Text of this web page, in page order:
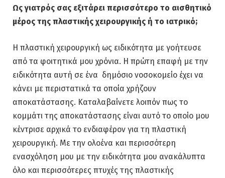
Ωςγιατρός σας εξιτάρει περισσότερο το αισθητικό
μέρος της πλαστικής χειρουργικής ή το ιατρικό;
Η πλαστική χειρουργική ως ειδικότητα με γοήτευσε
από τα φοιτητικά μου χρόνια. Η πρώτη επαφή με την
ειδικότητα αυτή σε ένα δημόσιο νοσοκομείο έχει να
κάνει με περιστατικά τα οποία χρήζουν
αποκατάστασης. Καταλαβαίνετε λοιπόν πως το
κομμάτι της αποκατάστασης είναι αυτό το οποίο μου
κέντρισε αρχικά το ενδιαφέρον για τη πλαστική
χειρουργική. Με την ολοένα και περισσότερη
ενασχόληση μου με την ειδικότητα μου ανακάλυπτα
όλο και περισσότερες πτυχές της πλαστικής